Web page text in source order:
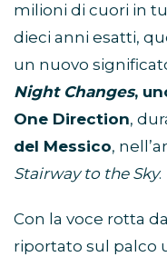
milioni di cuori in
dieci anni esatti,
un nuovo
Night Changes,
One Direction,
del Messico,
Stairway to the Sky.
Con la voce rotta
riportato sul palco